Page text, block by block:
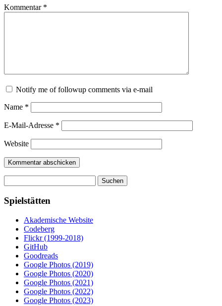
Kommentar *
Notify me of followup comments via e-mail
Name *
E-Mail-Adresse *
Website
nach:
Spielstätten
Akademische Website
Codeberg
Flickr (1999-2018)
GitHub
Goodreads
Google Photos (2019)
Google Photos (2020)
Google Photos (2021)
Google Photos (2022)
Google Photos (2023)